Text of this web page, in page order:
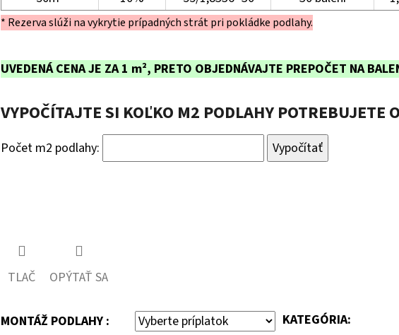
* Rezerva slúži na vykrytie prípadných strát pri pokládke podlahy.
UVEDENÁ CENA JE ZA 1 m², PRETO OBJEDNÁVAJTE PREPOČET NA
VYPOČÍTAJTE SI KOĽKO M2 PODLAHY POTREBUJETE
Počet m2 podlahy: Vypočítať
TLAČ OPÝTAŤ SA
MONTÁŽ PODLAHY : KATEGÓRIA: